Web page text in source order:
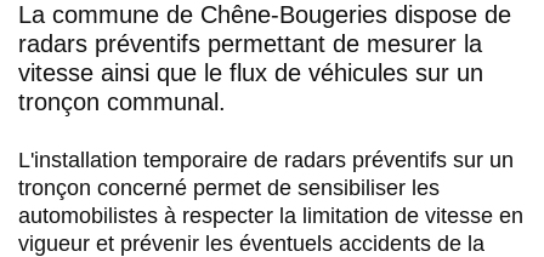
La commune de Chêne-Bougeries dispose de
radars préventifs permettant de mesurer la
vitesse ainsi que le flux de véhicules sur un
tronçon communal.
L'installation temporaire de radars préventifs sur un
tronçon concerné permet de sensibiliser les
automobilistes à respecter la limitation de vitesse en
vigueur et prévenir les éventuels accidents de la